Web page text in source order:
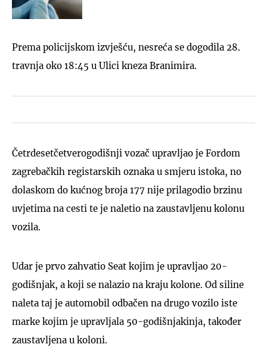
Prema policijskom izvješću, nesreća se dogodila 28.
travnja oko 18:45 u Ulici kneza Branimira.
Četrdesetčetverogodišnji vozač upravljao je Fordom
zagrebačkih registarskih oznaka u smjeru istoka, no
dolaskom do kućnog broja 177 nije prilagodio brzinu
uvjetima na cesti te je naletio na zaustavljenu kolonu
vozila.
Udar je prvo zahvatio Seat kojim je upravljao 20-
godišnjak, a koji se nalazio na kraju kolone. Od siline
naleta taj je automobil odbačen na drugo vozilo iste
marke kojim je upravljala 50-godišnjakinja, također
zaustavljena u koloni.